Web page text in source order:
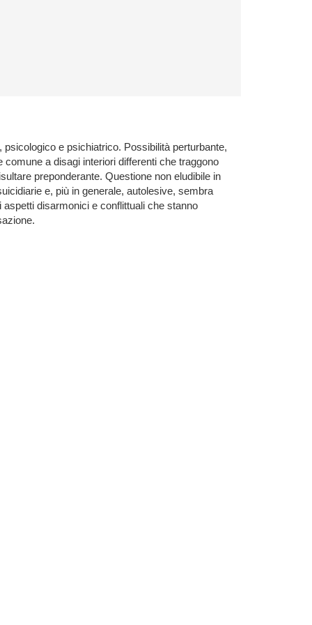
e psichiatrico. Possibilità perturbante,
a disagi interiori differenti che traggono
preponderante. Questione non eludibile in
e, più in generale, autolesive, sembra
disarmonici e conflittuali che stanno